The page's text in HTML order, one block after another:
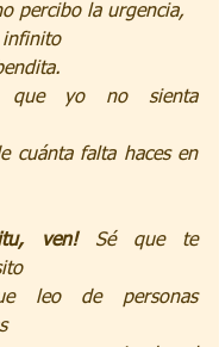
percibo la urgencia,
infinito
que yo no sienta
cuánta falta haces en
ven! Sé que te
leo de personas